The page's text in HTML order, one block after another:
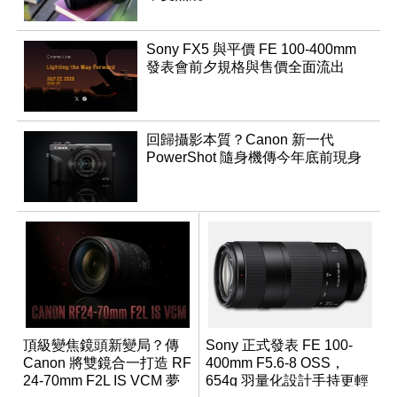
Sony FX5 與平價 FE 100-400mm
發表會前夕規格與售價全面流出
回歸攝影本質？Canon 新一代
PowerShot 隨身機傳今年底前現身
頂級變焦鏡頭新變局？傳
Canon 將雙鏡合一打造 RF
24-70mm F2L IS VCM 夢
Sony 正式發表 FE 100-
400mm F5.6-8 OSS，
654g 羽量化設計手持更輕